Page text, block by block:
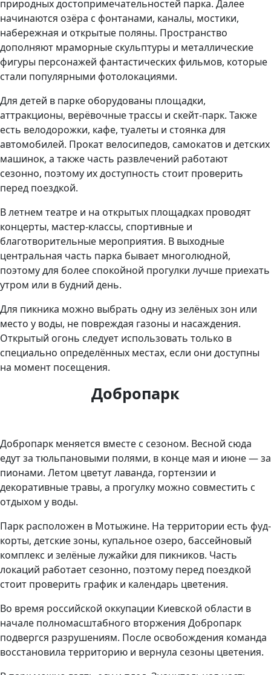
природных достопримечательностей парка. Далее
начинаются озёра с фонтанами, каналы, мостики,
набережная и открытые поляны. Пространство
дополняют мраморные скульптуры и металлические
фигуры персонажей фантастических фильмов, которые
стали популярными фотолокациями.
Для детей в парке оборудованы площадки,
аттракционы, верёвочные трассы и скейт-парк. Также
есть велодорожки, кафе, туалеты и стоянка для
автомобилей. Прокат велосипедов, самокатов и детских
машинок, а также часть развлечений работают
сезонно, поэтому их доступность стоит проверить
перед поездкой.
В летнем театре и на открытых площадках проводят
концерты, мастер-классы, спортивные и
благотворительные мероприятия. В выходные
центральная часть парка бывает многолюдной,
поэтому для более спокойной прогулки лучше приехать
утром или в будний день.
Для пикника можно выбрать одну из зелёных зон или
место у воды, не повреждая газоны и насаждения.
Открытый огонь следует использовать только в
специально определённых местах, если они доступны
на момент посещения.
Добропарк
Добропарк меняется вместе с сезоном. Весной сюда
едут за тюльпановыми полями, в конце мая и июне — за
пионами. Летом цветут лаванда, гортензии и
декоративные травы, а прогулку можно совместить с
отдыхом у воды.
Парк расположен в Мотыжине. На территории есть фуд-
корты, детские зоны, купальное озеро, бассейновый
комплекс и зелёные лужайки для пикников. Часть
локаций работает сезонно, поэтому перед поездкой
стоит проверить график и календарь цветения.
Во время российской оккупации Киевской области в
начале полномасштабного вторжения Добропарк
подвергся разрушениям. После освобождения команда
восстановила территорию и вернула сезоны цветения.